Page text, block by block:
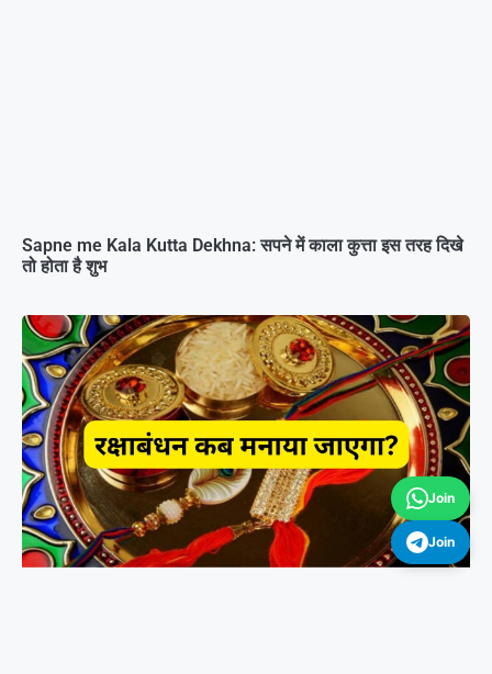
Sapne me Kala Kutta Dekhna: सपने में काला कुत्ता इस तरह दिखे
तो होता है शुभ
Join
Join